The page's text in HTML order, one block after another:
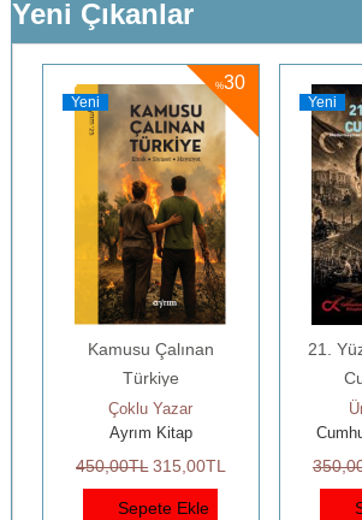
Yeni Çıkanlar
%30
Yeni
Kamusu Çalınan
Türkiye
Çoklu Yazar
Ayrım Kitap
450,00TL 315 ,00TL
Sepete Ekle
Yeni
21.
350